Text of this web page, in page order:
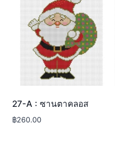
27-A : ซานตาคลอส
฿260.00